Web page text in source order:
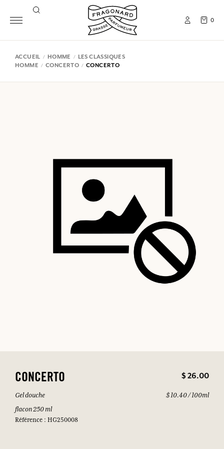
0
ACCUEIL HOMME
LES CLASSIQUES
HOMME
CONCERTO CONCERTO
CONCERTO $ 26.00
Gel douche
flacon 250 ml
Référence : HG250008
$ 10.40 / 100ml